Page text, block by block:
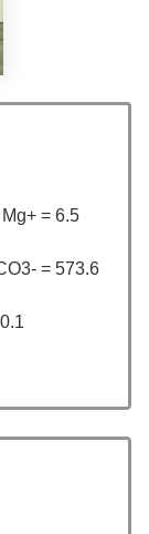
= 6.5
= 573.6